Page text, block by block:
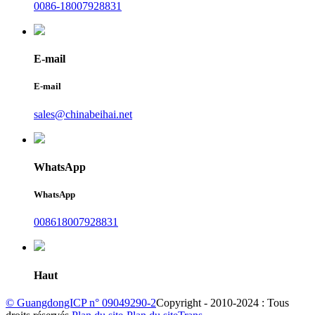
0086-18007928831
E-mail
E-mail
sales@chinabeihai.net
WhatsApp
WhatsApp
008618007928831
Haut
© GuangdongICP n° 09049290-2Copyright - 2010-2024 : Tous